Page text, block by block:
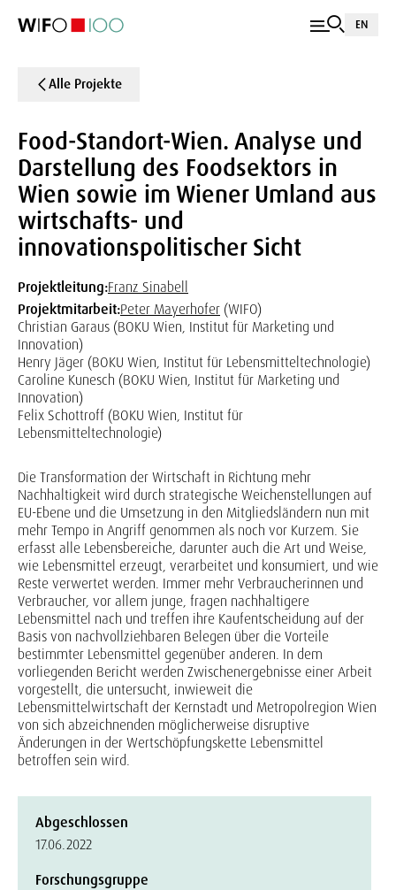
EN
Alle Projekte
Food-Standort-Wien. Analyse und
Darstellung des Foodsektors in
Wien sowie im Wiener Umland aus
wirtschafts- und
innovationspolitischer Sicht
Projektleitung:Franz Sinabell
Projektmitarbeit:Peter Mayerhofer (WIFO)
Christian Garaus (BOKU Wien, Institut für Marketing und
Innovation)
Henry Jäger (BOKU Wien, Institut für Lebensmitteltechnologie)
Caroline Kunesch (BOKU Wien, Institut für Marketing und
Innovation)
Felix Schottroff (BOKU Wien, Institut für
Lebensmitteltechnologie)
Die Transformation der Wirtschaft in Richtung mehr
Nachhaltigkeit wird durch strategische Weichenstellungen auf
EU-Ebene und die Umsetzung in den Mitgliedsländern nun mit
mehr Tempo in Angriff genommen als noch vor Kurzem. Sie
erfasst alle Lebensbereiche, darunter auch die Art und Weise,
wie Lebensmittel erzeugt, verarbeitet und konsumiert, und wie
Reste verwertet werden. Immer mehr Verbraucherinnen und
Verbraucher, vor allem junge, fragen nachhaltigere
Lebensmittel nach und treffen ihre Kaufentscheidung auf der
Basis von nachvollziehbaren Belegen über die Vorteile
bestimmter Lebensmittel gegenüber anderen. In dem
vorliegenden Bericht werden Zwischenergebnisse einer Arbeit
vorgestellt, die untersucht, inwieweit die
Lebensmittelwirtschaft der Kernstadt und Metropolregion Wien
von sich abzeichnenden möglicherweise disruptive
Änderungen in der Wertschöpfungskette Lebensmittel
betroffen sein wird.
Abgeschlossen
17.06.2022
Forschungsgruppe